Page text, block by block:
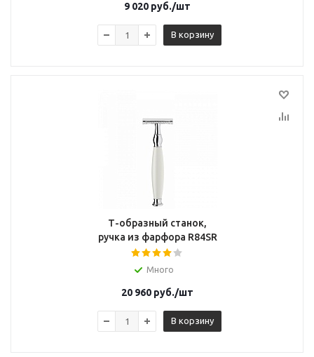
9 020 руб./шт
В корзину
Т-образный станок,
ручка из фарфора R84SR
Много
20 960 руб./шт
В корзину